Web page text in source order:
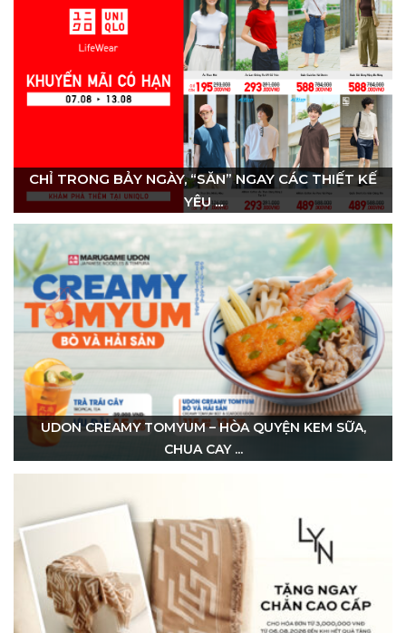
CHỈ TRONG BẢY NGÀY, “SĂN” NGAY CÁC THIẾT KẾ
YÊU ...
UDON CREAMY TOMYUM – HÒA QUYỆN KEM SỮA,
CHUA CAY ...